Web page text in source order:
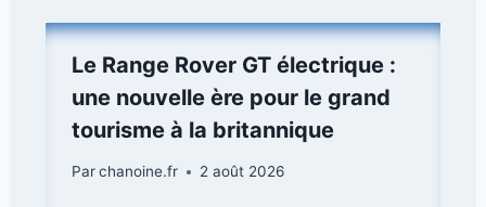
Le Range Rover GT électrique :
une nouvelle ère pour le grand
tourisme à la britannique
Parchanoine.fr 2 août 2026